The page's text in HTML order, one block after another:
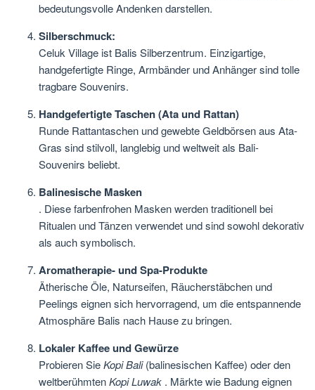
bedeutungsvolle Andenken darstellen.
Silberschmuck:
Celuk Village ist Balis Silberzentrum. Einzigartige,
handgefertigte Ringe, Armbänder und Anhänger sind tolle
tragbare Souvenirs.
Handgefertigte Taschen (Ata und Rattan)
Runde Rattantaschen und gewebte Geldbörsen aus Ata-
Gras sind stilvoll, langlebig und weltweit als Bali-
Souvenirs beliebt.
Balinesische Masken
. Diese farbenfrohen Masken werden traditionell bei
Ritualen und Tänzen verwendet und sind sowohl dekorativ
als auch symbolisch.
Aromatherapie- und Spa-Produkte
Ätherische Öle, Naturseifen, Räucherstäbchen und
Peelings eignen sich hervorragend, um die entspannende
Atmosphäre Balis nach Hause zu bringen.
Lokaler Kaffee und Gewürze
Probieren SieKopi Bali(balinesischen Kaffee) oder den
weltberühmtenKopi Luwak . Märkte wie Badung eignen